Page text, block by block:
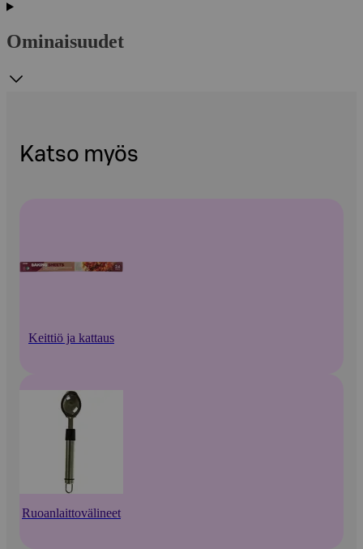
Ominaisuudet
Katso myös
Keittiö ja kattaus
Ruoanlaittovälineet